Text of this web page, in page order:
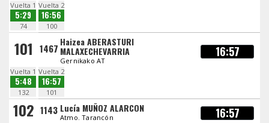
Vuelta 1
5:29
74
Vuelta 2
16:56
100
101 1467
Haizea ABERASTURI
MALAXECHEVARRIA
Gernikako AT
16:57
Vuelta 1
5:48
132
Vuelta 2
16:57
101
102 1143 Lucía MUÑOZ ALARCON
Atmo. Tarancón 16:57